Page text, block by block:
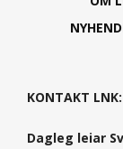
KONTAKT LNK:
Dagleg leiar